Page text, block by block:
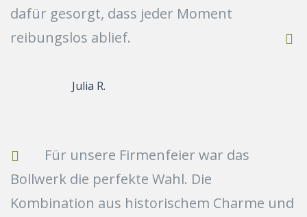
dafür gesorgt, dass jeder Moment
reibungslos ablief.
Julia R.
Für unsere Firmenfeier war das
Bollwerk die perfekte Wahl. Die
Kombination aus historischem Charme und